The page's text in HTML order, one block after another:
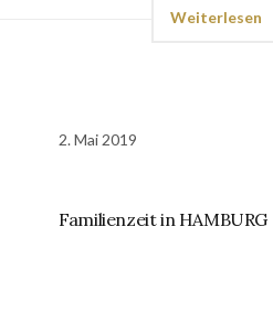
Weiterlesen
2. Mai 2019
Familienzeit in HAMBURG